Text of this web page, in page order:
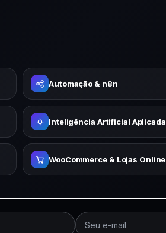
Automação & n8n
Inteligência Artificial Aplicada
WooCommerce & Lojas Online